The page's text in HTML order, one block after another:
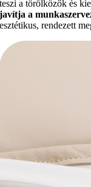
teszi a törölközők és
javítja a
esztétikus, rendezett